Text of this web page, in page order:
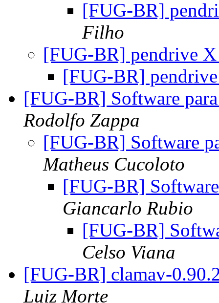
[FUG-BR]
Filho
[FUG-BR] pendrive
[FUG-BR]
[FUG-BR] Software
Rodolfo Zappa
[FUG-BR] Software
Matheus Cucoloto
[FUG-BR]
Giancarlo Rubio
[FUG-BR]
Celso Viana
[FUG-BR] clamav-
Luiz Morte